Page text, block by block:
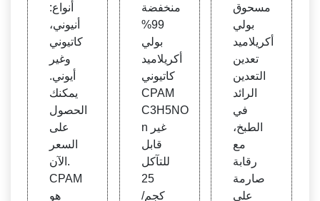
أنواع:
أنيوني،
كاتيوني
وغير
أيوني.
يمكنك
الحصول
على
السعر
الآن.
CPAM
هو
منخفضة
99%
بولي
أكريلاميد
كاتيوني
CPAM
C3H5NO
n غير
قابل
للتآكل
25
كجم/
مسحوق
بولي
أكريلاميد
تعدين
التعدين
الرائد
في
الطبخ،
مع
رقابة
صارمة
على